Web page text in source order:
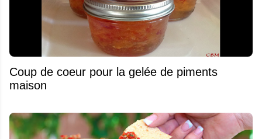
Coup de coeur pour la gelée de piments
maison